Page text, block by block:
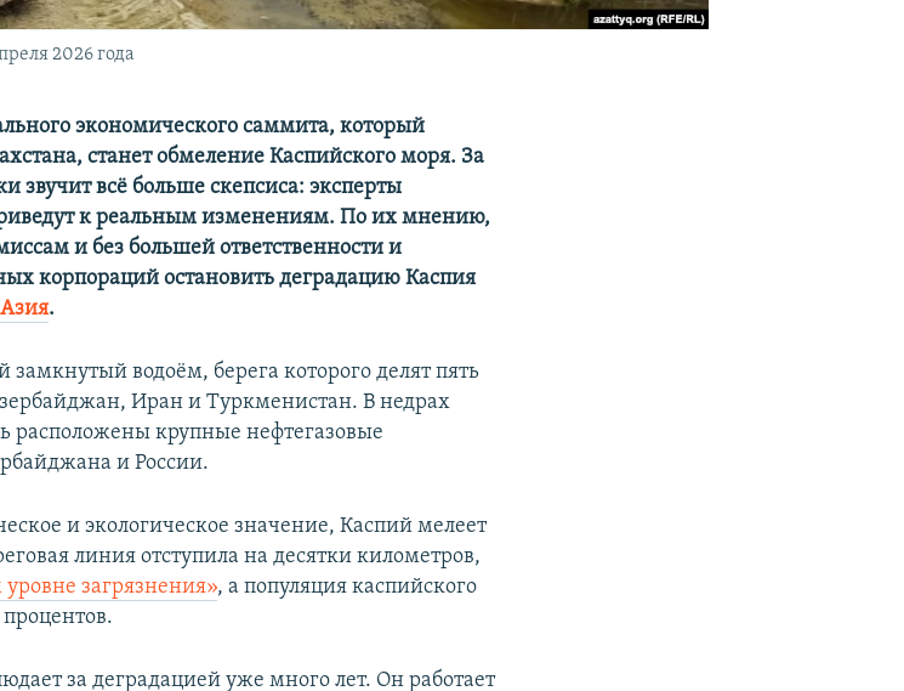
2026 года
экономического саммита, который
станет обмеление Каспийского моря. За
звучит всё больше скепсиса: эксперты
к реальным изменениям. По их мнению,
и без большей ответственности и
корпораций остановить деградацию Каспия
.
водоём, берега которого делят пять
Иран и Туркменистан. В недрах
расположены крупные нефтегазовые
и России.
и экологическое значение, Каспий мелеет
линия отступила на десятки километров,
загрязнения», а популяция каспийского
за деградацией уже много лет. Он работает